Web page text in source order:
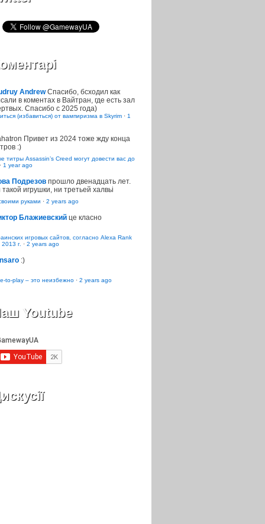
Andrew Спасибо, бсходил как
в коментах в Вайтран, где есть зал
Спасибо с 2025 года)
(избавиться) от вампиризма в Skyrim · 1
Привет из 2024 тоже жду конца
:)
титры Assassin’s Creed могут довести вас до
· 1 year ago
Подрезов прошло двенадцать лет.
такой игрушки, ни третьей халвьі
руками · 2 years ago
Блажиевский це класно
игровых сайтов, согласно Alexa Rank
г. · 2 years ago
:)
to-play – это неизбежно · 2 years ago
Youtube